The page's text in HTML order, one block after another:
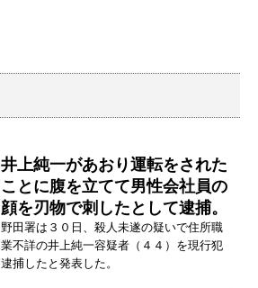
井上純一があおり運転をされた
ことに腹を立てて男性会社員の
顔を刃物で刺したとして逮捕。
野田署は３０日、殺人未遂の疑いで住所職
業不詳の井上純一容疑者（４４）を現行犯
逮捕したと発表した。